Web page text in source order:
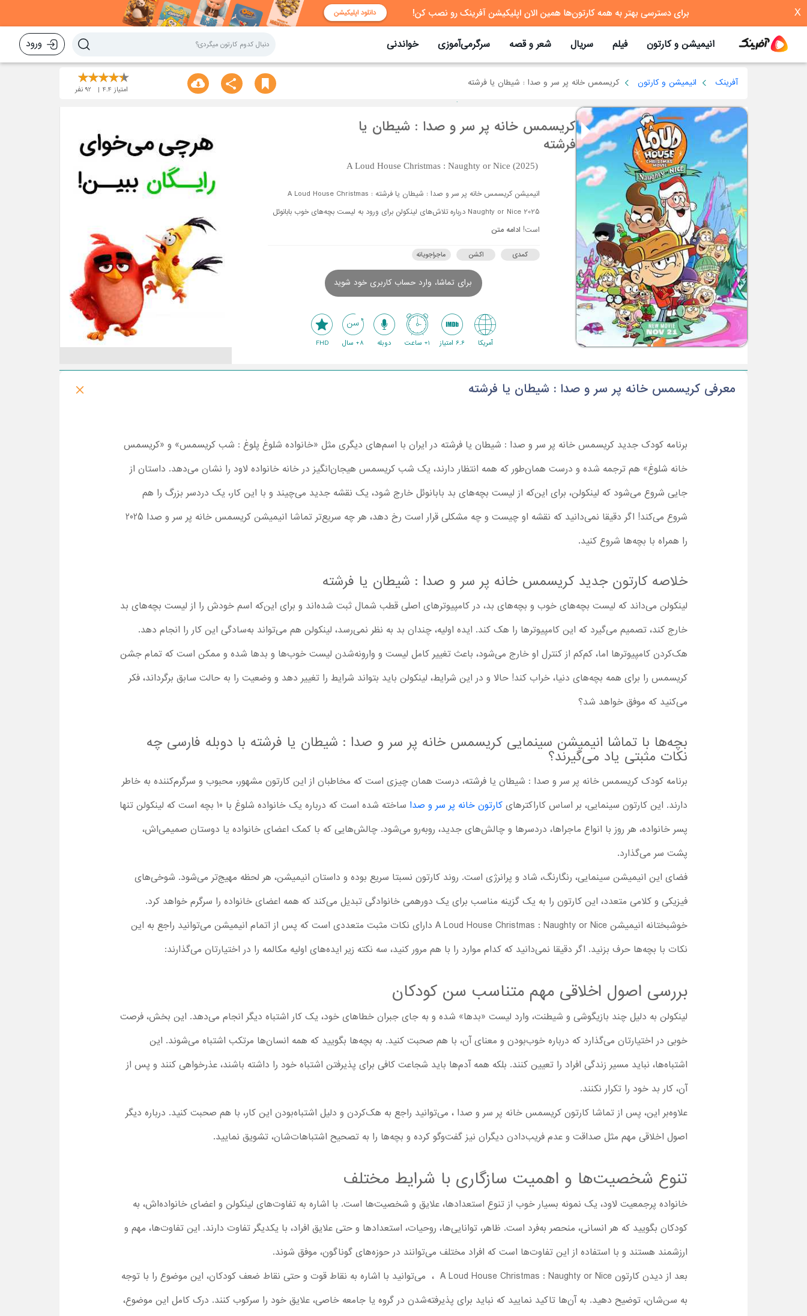
X
انیمیشن و کارتون فیلم سریال شعر و قصه سرگرمی‌آموزی خواندنی ورود
آفرینک انیمیشن و کارتون کریسمس خانه پر سر و صدا : شیطان یا فرشته
امتیاز 4.4
92نفر
کریسمس خانه پر سر و صدا : شیطان یا
فرشته
A Loud House Christmas : Naughty or Nice (2025)
انیمیشن کریسمس خانه پر سر و صدا : شیطان یا فرشته A Loud House Christmas :
Naughty or Nice 2025 درباره تلاش‌های لینکولن برای ورود به لیست بچه‌های خوب بابانوئل
است! ادامه متن
کمدی اکشن ماجراجویانه
برای تماشا، وارد حساب کاربری خود شوید
آمریکا 6.6 امتیاز 1+ ساعت دوبله 8+ سال FHD
معرفی کریسمس خانه پر سر و صدا : شیطان یا فرشته
برنامه کودک جدید کریسمس خانه پر سر و صدا : شیطان یا فرشته در ایران با اسم‌های دیگری مثل «خانواده شلوغ پلوغ : شب کریسمس» و «کریسمس
خانه شلوغ» هم ترجمه شده و درست همان‌طور که همه انتظار دارند، یک شب کریسمس هیجان‌انگیز در خانه خانواده لاود را نشان می‌دهد. داستان از
جایی شروع می‌شود که لینکولن، برای این‌که از لیست بچه‌های بد بابانوئل خارج شود، یک نقشه جدید می‌چیند و با این کار، یک دردسر بزرگ را هم
شروع می‌کند! اگر دقیقا نمی‌دانید که نقشه او چیست و چه مشکلی قرار است رخ دهد، هر چه سریع‌تر تماشا انیمیشن کریسمس خانه پر سر و صدا 2025
را همراه با بچه‌ها شروع کنید.
خلاصه کارتون جدید کریسمس خانه پر سر و صدا : شیطان یا فرشته
لینکولن می‌داند که لیست بچه‌های خوب و بچه‌های بد، در کامپیوترهای اصلی قطب شمال ثبت شده‌اند و برای این‌که اسم خودش را از لیست بچه‌های بد
خارج کند، تصمیم می‌گیرد که این کامپیوترها را هک کند. ایده اولیه، چندان بد به نظر نمی‌رسد، لینکولن هم می‌تواند به‌سادگی این کار را انجام دهد.
هک‌کردن کامپیوترها اما، کم‌کم از کنترل او خارج می‌شود، باعث تغییر کامل لیست و وارونه‌شدن لیست خوب‌ها و بدها شده و ممکن است که تمام جشن
کریسمس را برای همه بچه‌های دنیا، خراب کند! حالا و در این شرایط، لینکولن باید بتواند شرایط را تغییر دهد و وضعیت را به حالت سابق برگرداند، فکر
می‌کنید که موفق خواهد شد؟
بچه‌ها با تماشا انیمیشن سینمایی کریسمس خانه پر سر و صدا : شیطان یا فرشته با دوبله فارسی چه
نکات مثبتی یاد می‌گیرند؟
برنامه کودک کریسمس خانه پر سر و صدا : شیطان یا فرشته، درست همان چیزی است که مخاطبان از این کارتون مشهور، محبوب و سرگرم‌کننده به خاطر
دارند. این کارتون سینمایی، بر اساس کاراکترهای کارتون خانه پر سر و صدا
ساخته شده است که درباره یک خانواده شلوغ با 10 بچه است که لینکولن تنها
پسر خانواده، هر روز با انواع ماجراها، دردسرها و چالش‌های جدید، روبه‌رو می‌شود. چالش‌هایی که با کمک اعضای خانواده یا دوستان صمیمی‌اش،
پشت سر می‌گذارد.
فضای این انیمیشن سینمایی، رنگارنگ، شاد و پرانرژی است. روند کارتون نسبتا سریع بوده و داستان انیمیشن، هر لحظه مهیج‌تر می‌شود. شوخی‌های
فیزیکی و کلامی متعدد، این کارتون را به یک گزینه مناسب برای یک دورهمی خانوادگی تبدیل می‌کند که همه اعضای خانواده را سرگرم خواهد کرد.
خوشبختانه انیمیشن A Loud House Christmas : Naughty or Nice دارای نکات مثبت متعددی است که پس از اتمام انیمیشن می‌توانید راجع به این
نکات با بچه‌ها حرف بزنید. اگر دقیقا نمی‌دانید که کدام موارد را با هم مرور کنید، سه نکته زیر ایده‌های اولیه مکالمه را در اختیارتان می‌گذارند:
بررسی اصول اخلاقی مهم متناسب سن کودکان
لینکولن به دلیل چند بازیگوشی و شیطنت، وارد لیست «بدها» شده و به جای جبران خطاهای خود، یک کار اشتباه دیگر انجام می‌دهد. این بخش، فرصت
خوبی در اختیارتان می‌گذارد که درباره خوب‌بودن و معنای آن، با هم صحبت کنید. به بچه‌ها بگویید که همه انسان‌ها مرتکب اشتباه می‌شوند. این
اشتباه‌ها، نباید مسیر زندگی افراد را تعیین کنند. بلکه همه آدم‌ها باید شجاعت کافی برای پذیرفتن اشتباه خود را داشته باشند، عذرخواهی کنند و پس از
آن، کار بد خود را تکرار نکنند.
علاوه‌بر این، پس از تماشا کارتون کریسمس خانه پر سر و صدا ، می‌توانید راجع به هک‌کردن و دلیل اشتباه‌بودن این کار، با هم صحبت کنید. درباره دیگر
اصول اخلاقی مهم مثل صداقت و عدم فریب‌دادن دیگران نیز گفت‌وگو کرده و بچه‌ها را به تصحیح اشتباهات‌شان، تشویق نمایید.
تنوع شخصیت‌ها و اهمیت سازگاری با شرایط مختلف
خانواده پرجمعیت لاود، یک نمونه بسیار خوب از تنوع استعدادها، علایق و شخصیت‌ها است. با اشاره به تفاوت‌های لینکولن و اعضای خانواده‌اش، به
کودکان بگویید که هر انسانی، منحصر به‌فرد است. ظاهر، توانایی‌ها، روحیات، استعدادها و حتی علایق افراد، با یکدیگر تفاوت دارند. این تفاوت‌ها، مهم و
ارزشمند هستند و با استفاده از این تفاوت‌ها است که افراد مختلف می‌توانند در حوزه‌های گوناگون، موفق شوند.
بعد از دیدن کارتون A Loud House Christmas : Naughty or Nice ، می‌توانید با اشاره به نقاط قوت و حتی نقاط ضعف کودکان، این موضوع را با توجه
به سن‌شان، توضیح دهید. به آن‌ها تاکید نمایید که نباید برای پذیرفته‌شدن در گروه یا جامعه خاصی، علایق خود را سرکوب کنند. درک کامل این موضوع،